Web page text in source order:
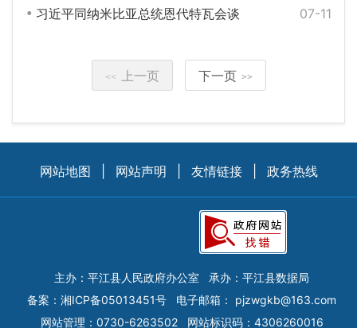
07-11
习近平同纳米比亚总统恩代特瓦会谈
<< 上一页 下一页 >>
网站地图 网站声明 友情链接 政务热线
主办：平江县人民政府办公室
承办：平江县数据局
备案： 湘ICP备05013451号 电子邮箱： pjzwgkb@163.com
网站管理：0730-6263502
网站标识码：4306260016